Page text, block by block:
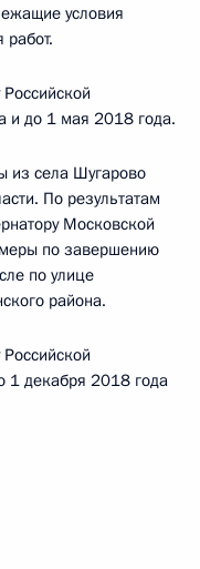
условия
и до 1 мая 2018 года.
из села Шугарово
По результатам
Московской
по завершению
по улице
района.
1 декабря 2018 года